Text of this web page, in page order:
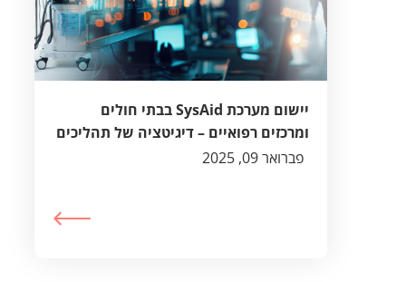
יישום מערכת SysAid בבתי חולים
ומרכזים רפואיים – דיגיטציה של תהליכים
בעולם הבריאות
פברואר 09, 2025